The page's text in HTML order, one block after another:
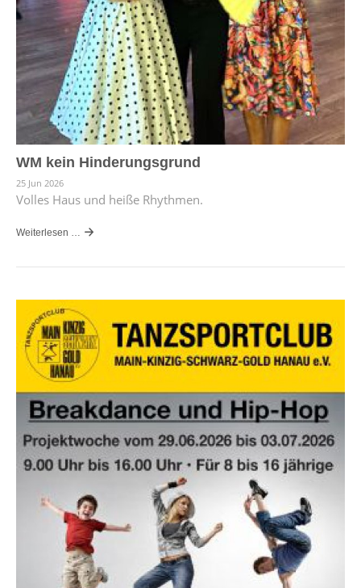
WM kein Hinderungsgrund
25 Jun 2026
Volles Haus und heiße Rhythmen.
Weiterlesen …